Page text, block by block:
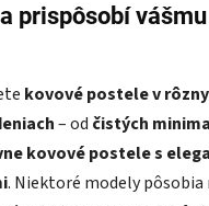
prispôsobí vášmu
kovové postele v
– od čistých
kovové postele s
. Niektoré modely pôsobia